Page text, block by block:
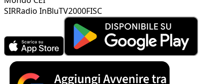
SIRRadio InBluTV2000FISC